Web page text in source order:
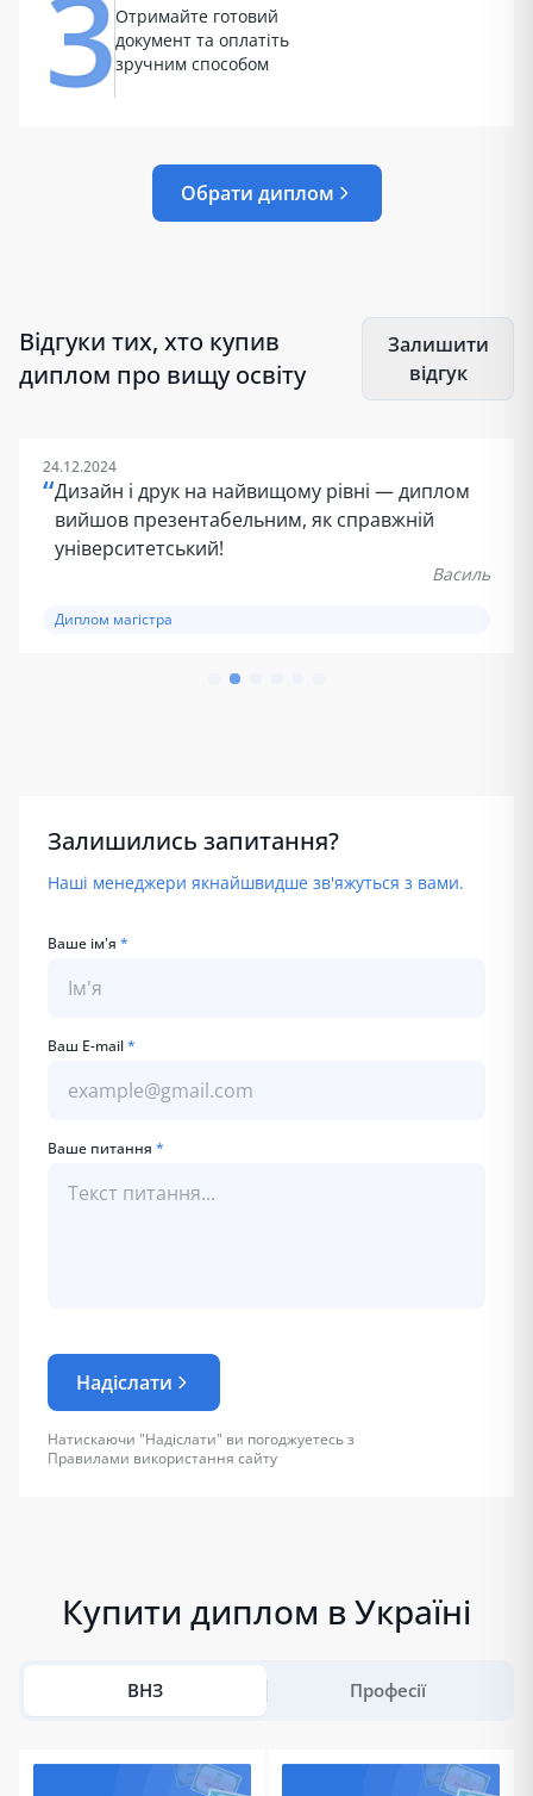
Отримайте готовий
документ та оплатіть
зручним способом
Обрати диплом
Відгуки тих, хто купив
диплом про вищу освіту
Залишити
відгук
24.12.2024
“Дизайн і друк на найвищому рівні — диплом
вийшов презентабельним, як справжній
університетський!
Василь
Диплом магістра
Залишились запитання?
Наші менеджери якнайшвидше зв'яжуться з вами.
Ваше ім'я *
Ваш E-mail*
Ваше питання *
Надіслати
Натискаючи "Надіслати" ви погоджуетесь з
Правилами використання сайту
Купити диплом в Україні
ВНЗ Професії